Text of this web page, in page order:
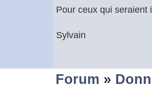
Pour ceux qui seraient
Sylvain
Forum »